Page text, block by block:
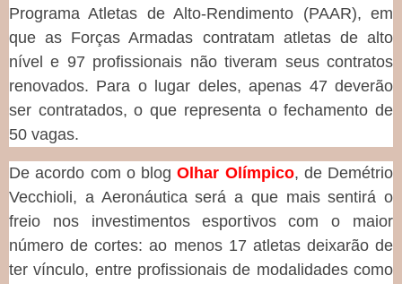
Programa Atletas de Alto-Rendimento (PAAR), em
que as Forças Armadas contratam atletas de alto
nível e 97 profissionais não tiveram seus contratos
renovados. Para o lugar deles, apenas 47 deverão
ser contratados, o que representa o fechamento de
50 vagas.
De acordo com o blogOlhar Olímpico, de Demétrio
Vecchioli, a Aeronáutica será a que mais sentirá o
freio nos investimentos esportivos com o maior
número de cortes: ao menos 17 atletas deixarão de
ter vínculo, entre profissionais de modalidades como